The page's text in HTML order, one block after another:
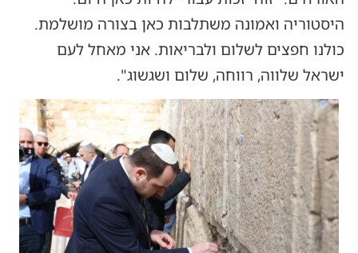
היסטוריה ואמונה משתלבות כאן בצורה מושלמת.
כולנו חפצים לשלום ולבריאות. אני מאחל לעם
ישראל שלווה, רווחה, שלום ושגשוג".